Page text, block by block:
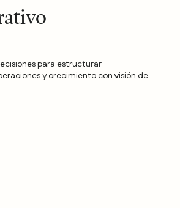
para estructurar
y crecimiento con visión de